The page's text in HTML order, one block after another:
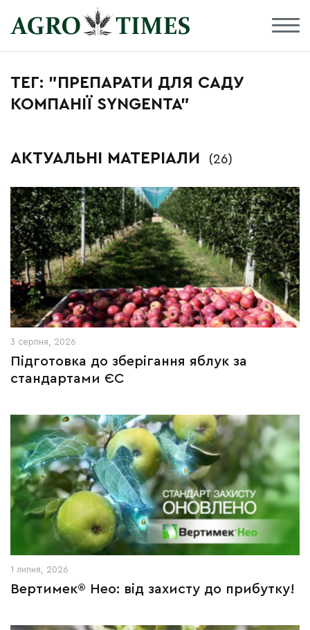
ТЕГ: "ПРЕПАРАТИ ДЛЯ САДУ
КОМПАНІЇ SYNGENTA"
АКТУАЛЬНІ МАТЕРІАЛИ (26)
3 серпня, 2026
Підготовка до зберігання яблук за
стандартами ЄС
1 липня, 2026
Вертимек® Нео: від захисту до прибутку!